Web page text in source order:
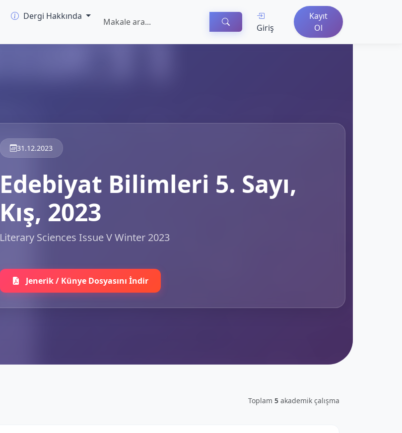
Dergi Hakkında
Giriş
Kayıt
Ol
31.12.2023
Edebiyat Bilimleri 5. Sayı,
Kış, 2023
Literary Sciences Issue V Winter 2023
Jenerik / Künye Dosyasını İndir
Toplam 5 akademik çalışma